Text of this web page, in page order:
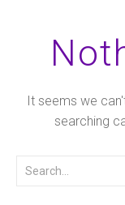
It seems we
searching